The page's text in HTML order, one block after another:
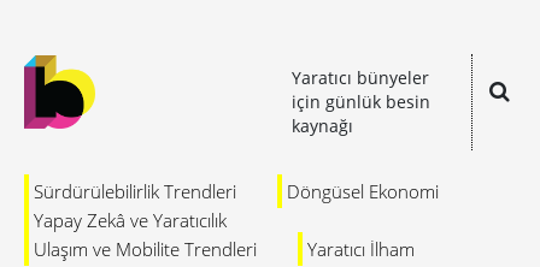
Yaratıcı bünyeler
için günlük besin
kaynağı
Sürdürülebilirlik Trendleri
Döngüsel Ekonomi
Yapay Zekâ ve Yaratıcılık
Ulaşım ve Mobilite Trendleri
Yaratıcı İlham